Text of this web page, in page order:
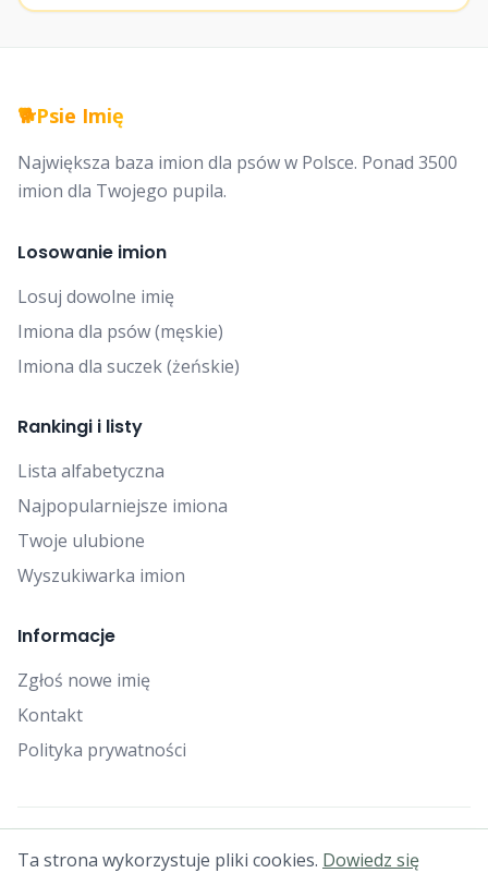
🐕Psie Imię
Największa baza imion dla psów w Polsce. Ponad 3500
imion dla Twojego pupila.
Losowanie imion
Losuj dowolne imię
Imiona dla psów (męskie)
Imiona dla suczek (żeńskie)
Rankingi i listy
Lista alfabetyczna
Najpopularniejsze imiona
Twoje ulubione
Wyszukiwarka imion
Informacje
Zgłoś nowe imię
Kontakt
Polityka prywatności
© 2025 Falcon Bytes. Wszelkie prawa zastrzeżone.
Ta strona wykorzystuje pliki cookies. Dowiedz się